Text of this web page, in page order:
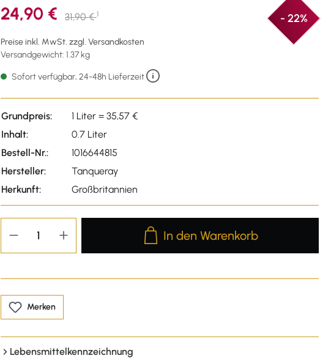
24,90 € 31,90 €1 - 22%
Preise inkl. MwSt. zzgl. Versandkosten
Versandgewicht: 1.37 kg
Sofort verfügbar, 24-48h Lieferzeit
Grundpreis:
1 Liter = 35,57 €
Inhalt:
0.7 Liter
Bestell-Nr.:
1016644815
Hersteller:
Tanqueray
Herkunft:
Großbritannien
Produkt Anzahl: Gib den
In den Warenkorb
Merken
Lebensmittelkennzeichnung